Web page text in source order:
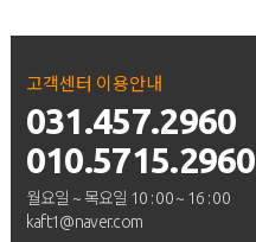
고객센터 이용안내
031.457.2960
010.5715.2960
월요일 ~ 목요일 10 : 00 ~ 16 : 00
kaft1@naver.com